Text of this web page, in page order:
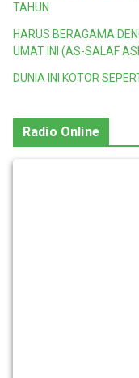
TAHUN
HARUS BERAGAMA
UMAT INI (AS-SALAF
DUNIA INI KOTOR
Radio Online